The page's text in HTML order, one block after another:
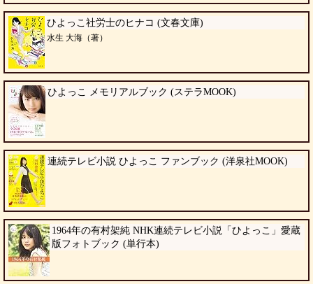
ひよっこ社労士のヒナコ (文春文庫)
水生 大海（著）
ひよっこ メモリアルブック (ステラMOOK)
連続テレビ小説 ひよっこ ファンブック (洋泉社MOOK)
1964年の有村架純 NHK連続テレビ小説「ひよっこ」愛蔵
版フォトブック (単行本)